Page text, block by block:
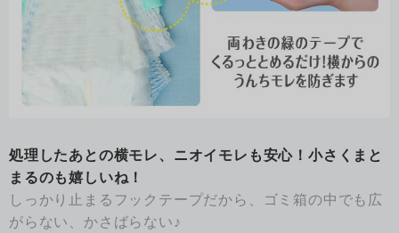
処理したあとの横モレ、ニオイモレも安心！小さくまと
まるのも嬉しいね！
しっかり止まるフックテープだから、ゴミ箱の中でも広
がらない、かさばらない♪